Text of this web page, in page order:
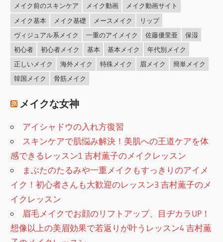
メイク前のスキンケア
メイク動画
メイク動画サイト
メイク基本
メイク基礎 メースメイク
リップ
ヴィジュアル系メイク
一重のアイメイク 佐藤優里亜
保湿
初心者
初心者メイク 基本 基本メイク
年代別メイク
正しいメイク
海外メイク 特殊メイク 眉メイク
簡単メイク
韓国メイク
骨筋メイク
メイクな女神
アイシャドウの入れ方復習
スキンケアで肌悩み解決！美肌への王道ケアを体
感できるレッスン1 吉村薫子のメイクレッスン
まぶたのたるみや一重メイクもすっきりのアイメ
イク！初心者さんも大歓迎のレッスン3 吉村薫子のメ
イクレッスン
眉毛メイクでお顔のリフトアップ、目ヂカラUP！
想像以上の美眉効果で若返りが叶うレッスン4 吉村薫